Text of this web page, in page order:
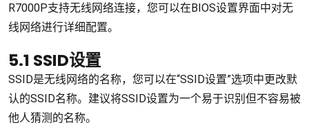
R7000P支持无线网络连接，您可以在BIOS设置界面中对无
线网络进行详细配置。
5.1 SSID设置
SSID是无线网络的名称，您可以在“SSID设置”选项中更改默
认的SSID名称。建议将SSID设置为一个易于识别但不容易被
他人猜测的名称。